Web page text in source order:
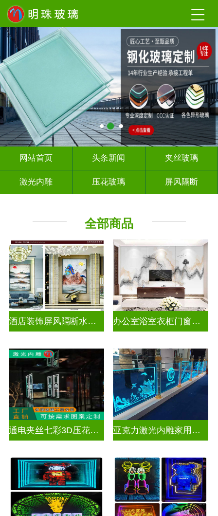
网站首页 头条新闻 夹丝玻璃
激光内雕 压花玻璃 屏风隔断
全部商品
酒店装饰屏风隔断水墨山水画玻璃 办公室浴室衣柜门窗户山水画玻璃
通电夹丝七彩3D压花激光内雕玻璃 亚克力激光内雕家用玄关隔断